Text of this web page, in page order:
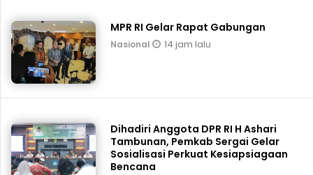
MPR RI Gelar Rapat Gabungan
Nasional 14 jam lalu
Dihadiri Anggota DPR RI H Ashari
Tambunan, Pemkab Sergai Gelar
Sosialisasi Perkuat Kesiapsiagaan
Bencana